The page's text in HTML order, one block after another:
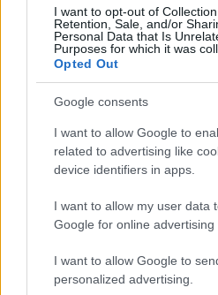
I want to opt-out of
Retention, Sale, and/or
Personal Data that Is
Purposes for which it was
Opted Out
Google consents
I want to allow Google to
related to advertising like
device identifiers in apps.
I want to allow my user data
Google for online advertising
I want to allow Google to
personalized advertising.
Reakcije Poljske i
Poljski zvaničnici pokušali
odluke, navodeći da se
rasporeda američkih snaga
i dalje podržava prisustvo
teritoriju.
NATO zvaničnici su istakli
poput ovih koje su trebale
dugoročnih planova za
drugih članica.